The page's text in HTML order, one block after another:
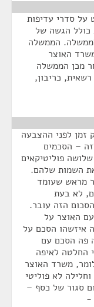
על סדרי עדיפות
כולל הגשה של
הממשלה
האוצר
מכן הממשלה
כריבון,
לפני ההצבעה
– הסכמים
פוליטיקאים
השמות שלהם.
מראש שעומד
לא בעת
הזה עובר.
האוצר על
איזשהו הסכם על
פה הסכם עם
החלטה לאיפה
משרד האוצר
לא פוליטי
סגור של כסף –